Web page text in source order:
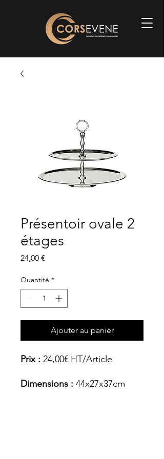
Présentoir ovale 2
étages
24,00 €
Quantité *
Ajouter au panier
Prix : 24,00€ HT/Article
Dimensions : 44x27x37cm